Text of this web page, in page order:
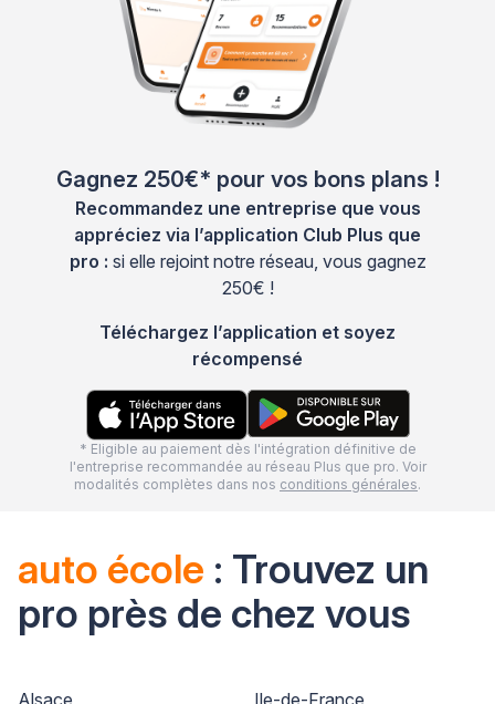
Gagnez 250€* pour vos bons plans !
Recommandez une entreprise que vous
appréciez via l’application Club Plus que
pro : si elle rejoint notre réseau, vous gagnez
250€ !
Téléchargez l’application et soyez
récompensé
* Eligible au paiement dès l'intégration définitive de
l'entreprise recommandée au réseau Plus que pro. Voir
modalités complètes dans nos conditions générales.
auto école : Trouvez un
pro près de chez vous
Alsace Ile-de-France